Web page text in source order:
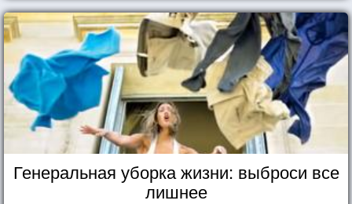
Генеральная уборка жизни: выброси все
лишнее